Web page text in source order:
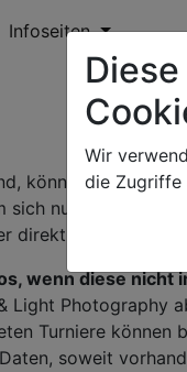
Infoseiten
können direkt
sich nun
direkt zum
wenn diese nicht
Light
Turniere können
soweit
Wir
die Zugriffe